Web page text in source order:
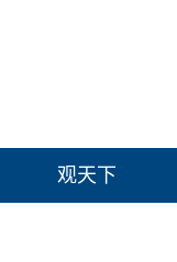
观天下